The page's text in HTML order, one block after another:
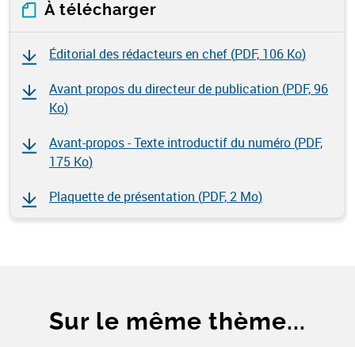
À télécharger
Éditorial des rédacteurs en chef (PDF, 106 Ko)
Avant propos du directeur de publication (PDF, 96
Ko)
Avant-propos - Texte introductif du numéro (PDF,
175 Ko)
Plaquette de présentation (PDF, 2 Mo)
Sur le même thème...